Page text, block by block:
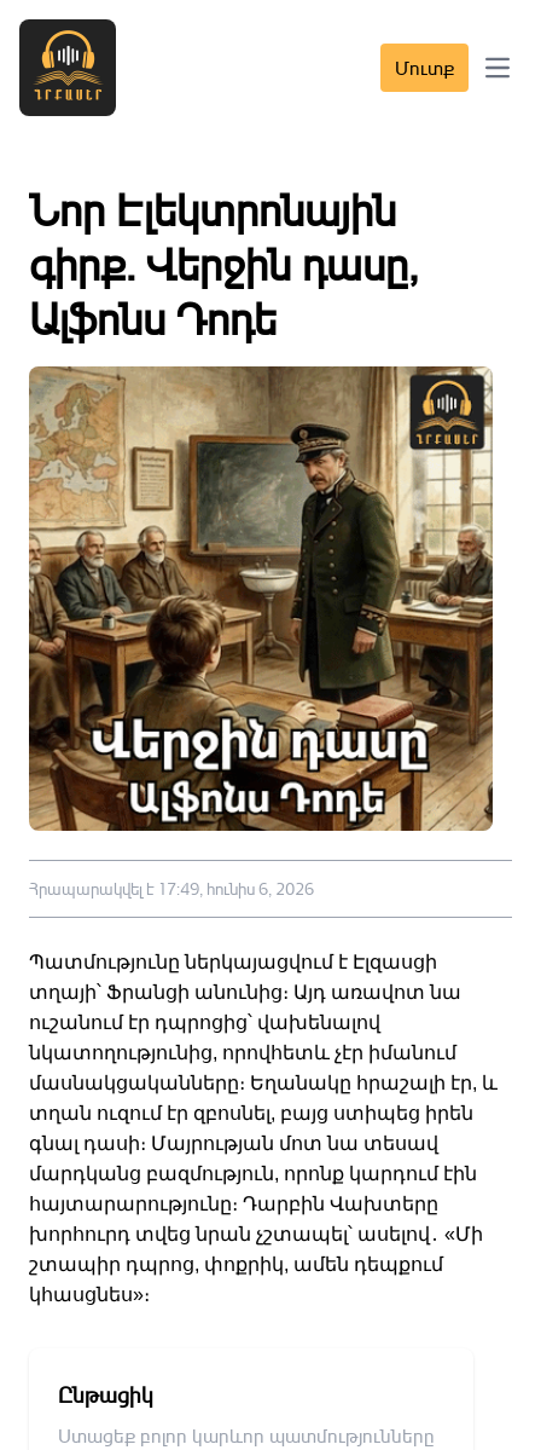
Մուտք Open
Նոր Էլեկտրոնային
գիրք․ Վերջին դասը,
Ալֆոնս Դոդե
Հրապարակվել է 17:49, հունիս 6, 2026
Պատմությունը ներկայացվում է Էլզասցի
տղայի՝ Ֆրանցի անունից։ Այդ առավոտ նա
ուշանում էր դպրոցից՝ վախենալով
նկատողությունից, որովհետև չէր իմանում
մասնակցականները։ Եղանակը հրաշալի էր, և
տղան ուզում էր զբոսնել, բայց ստիպեց իրեն
գնալ դասի։ Մայրության մոտ նա տեսավ
մարդկանց բազմություն, որոնք կարդում էին
հայտարարությունը։ Դարբին Վախտերը
խորհուրդ տվեց նրան չշտապել՝ ասելով ․ «Մի
շտապիր դպրոց, փոքրիկ, ամեն դեպքում
կհասցնես»։
Ընթացիկ
Ստացեք բոլոր կարևոր պատմությունները